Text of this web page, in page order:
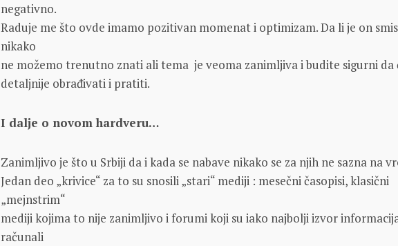
negativno.
Raduje me što ovde imamo pozitivan momenat i optimizam. Da li je on
nikako
ne možemo trenutno znati ali tema je veoma zanimljiva i budite sigurni da
detaljnije obrađivati i pratiti.
I dalje o novom hardveru…
Zanimljivo je što u Srbiji da i kada se nabave nikako se za njih ne sazna na
Jedan deo „krivice“ za to su snosili „stari“ mediji : mesečni časopisi, klasični
„mejnstrim“
mediji kojima to nije zanimljivo i forumi koji su iako najbolji izvor
računali